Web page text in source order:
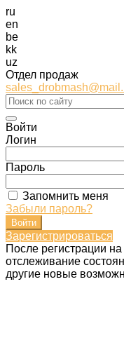
ru
en
be
kk
uz
Отдел продаж
Войти
Логин
Пароль
Запомнить меня
Забыли пароль?
Зарегистрироваться
После регистрации
отслеживание
другие новые